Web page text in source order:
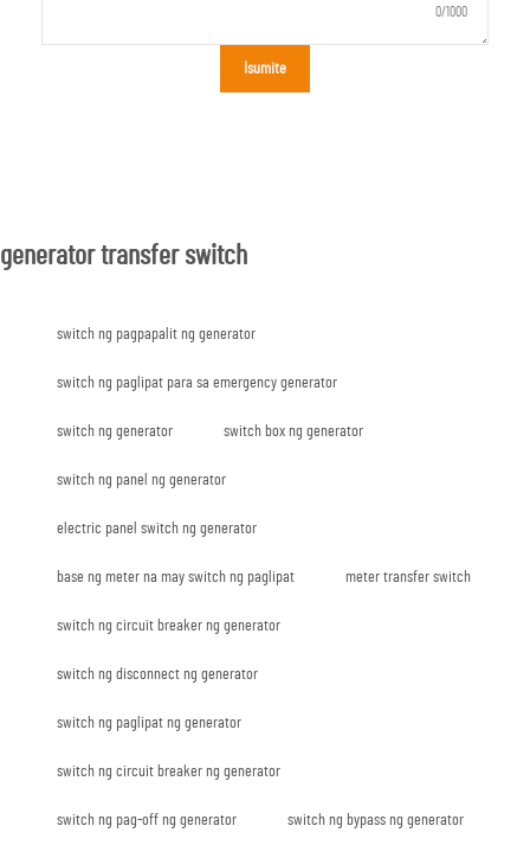
0/1000
Isumite
generator transfer switch
switch ng pagpapalit ng generator
switch ng paglipat para sa emergency generator
switch ng generator switch box ng generator
switch ng panel ng generator
electric panel switch ng generator
base ng meter na may switch ng paglipat meter transfer switch
switch ng circuit breaker ng generator
switch ng disconnect ng generator
switch ng paglipat ng generator
switch ng circuit breaker ng generator
switch ng pag-off ng generator switch ng bypass ng generator